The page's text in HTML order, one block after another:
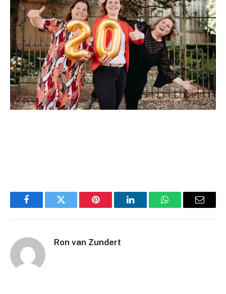
FacebookTwitter Pinterest LinkedInWhatsAppEmail
Ron van Zundert